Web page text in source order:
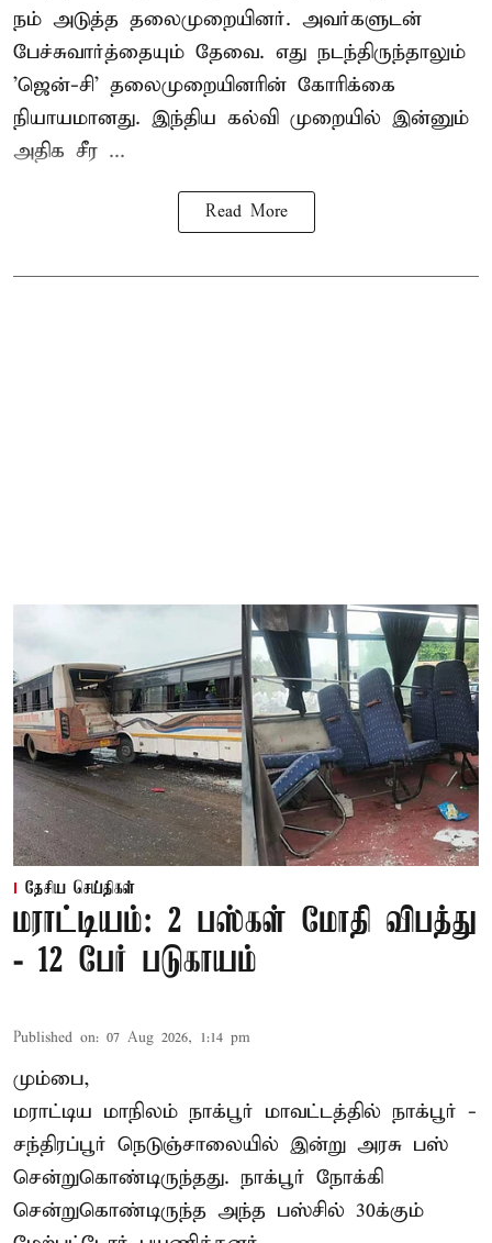
நம் அடுத்த தலைமுறையினர். அவர்களுடன்
பேச்சுவார்த்தையும் தேவை. எது நடந்திருந்தாலும்
'ஜென்-சி' தலைமுறையினரின் கோரிக்கை
நியாயமானது. இந்திய கல்வி முறையில் இன்னும்
அதிக சீர ...
Read More
தேசிய செய்திகள்
மராட்டியம்: 2 பஸ்கள் மோதி விபத்து
- 12 பேர் படுகாயம்
Published on: 07 Aug 2026, 1:14 pm
மும்பை,
மராட்டிய மாநிலம் நாக்பூர் மாவட்டத்தில் நாக்பூர் -
சந்திரப்பூர் நெடுஞ்சாலையில் இன்று அரசு பஸ்
சென்றுகொண்டிருந்தது. நாக்பூர் நோக்கி
சென்றுகொண்டிருந்த அந்த பஸ்சில் 30க்கும்